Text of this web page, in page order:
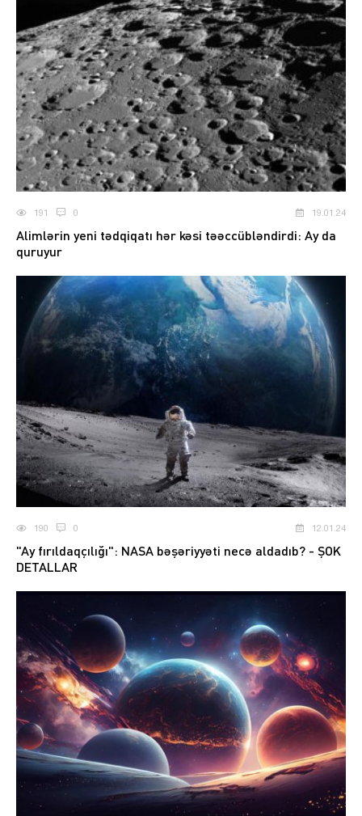
191 0 19.01.24
Alimlərin yeni tədqiqatı hər kəsi təəccübləndirdi: Ay da
quruyur
190 0 12.01.24
"Ay fırıldaqçılığı": NASA bəşəriyyəti necə aldadıb? - ŞOK
DETALLAR